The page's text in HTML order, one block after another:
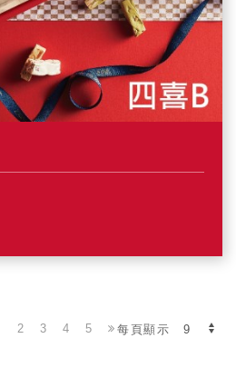
每頁顯示
2 3 4 5